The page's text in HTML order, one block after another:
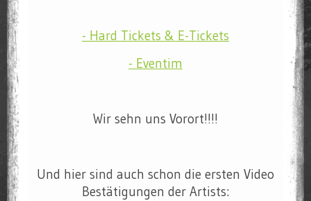
- Hard Tickets & E-Tickets
- Eventim
Wir sehn uns Vorort!!!!
Und hier sind auch schon die ersten Video
Bestätigungen der Artists: